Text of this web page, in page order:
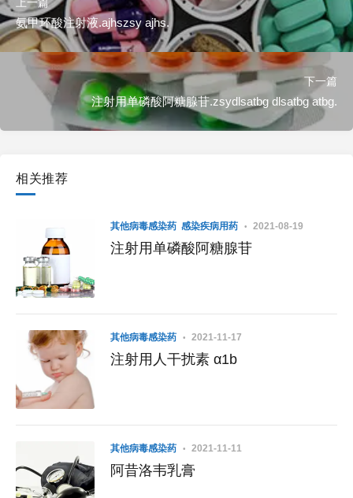
氨甲环酸注射液.ajhszsy ajhs.
下一篇
注射用单磷酸阿糖腺苷.zsydlsatbg dlsatbg atbg.
相关推荐
其他病毒感染药 感染疾病用药 2021-08-19
注射用单磷酸阿糖腺苷
其他病毒感染药 2021-11-17
注射用人干扰素 α1b
其他病毒感染药 2021-11-11
阿昔洛韦乳膏